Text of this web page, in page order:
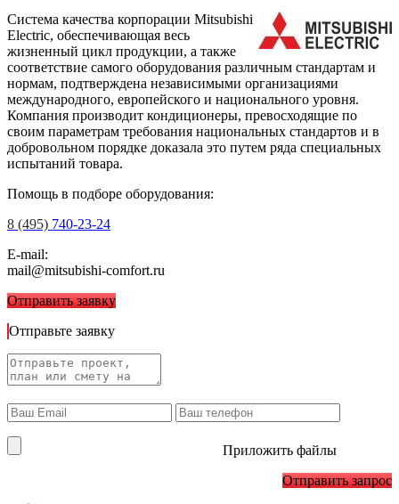
Cистема качества корпорации Mitsubishi
Electric, обеспечивающая весь
жизненный цикл продукции, а также
соответствие самого оборудования различным стандартам и
нормам, подтверждена независимыми организациями
международного, европейского и национального уровня.
Компания производит кондиционеры, превосходящие по
своим параметрам требования национальных стандартов и в
добровольном порядке доказала это путем ряда специальных
испытаний товара.
Помощь в подборе оборудования:
8 (495) 740-23-24
E-mail:
mail@mitsubishi-comfort.ru
Отправить заявку
Отправьте заявку
Приложить файлы
Отправить запрос